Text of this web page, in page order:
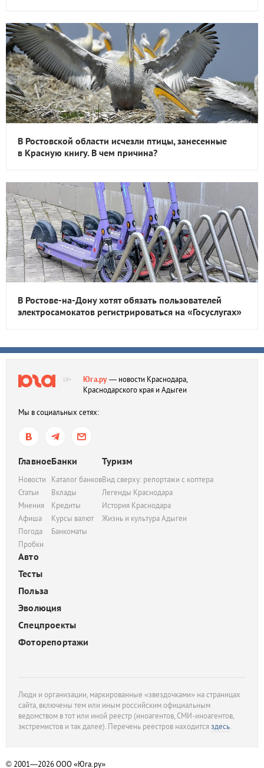
В Ростовской области исчезли птицы, занесенные
в Красную книгу. В чем причина?
В Ростове-на-Дону хотят обязать пользователей
электросамокатов регистрироваться на «Госуслугах»
18+ Юга.ру— новости Краснодара,
Краснодарского края и Адыгеи
Мы в социальных сетях:
Главное
Новости
Статьи
Мнения
Афиша
Погода
Пробки
Банки
Каталог банков
Вклады
Кредиты
Курсы валют
Банкоматы
Туризм
Вид сверху: репортажи с коптера
Легенды Краснодара
История Краснодара
Жизнь и культура Адыгеи
Авто
Тесты
Польза
Эволюция
Спецпроекты
Фоторепортажи
Люди и организации, маркированные «звездочками» на страницах
сайта, включены тем или иным российским официальным
ведомством в тот или иной реестр (иноагентов, СМИ-иноагентов,
экстремистов и так далее). Перечень реестров находитсяздесь.
© 2001—2026ООО «Юга.ру»